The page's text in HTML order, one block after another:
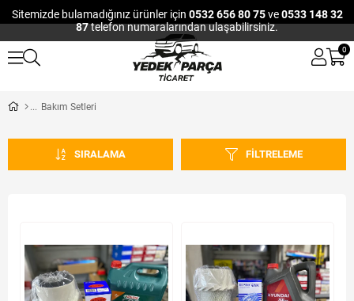
Sitemizde bulamadığınız ürünler için 0532 656 80 75ve0533 148 32
87telefon numaralarından ulaşabilirsiniz.
0
Bakım Setleri
FILTRELEME
SIRALAMA